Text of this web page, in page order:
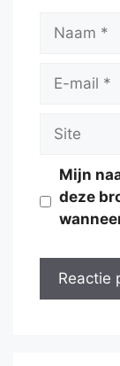
Naam
Site
Mijn
deze